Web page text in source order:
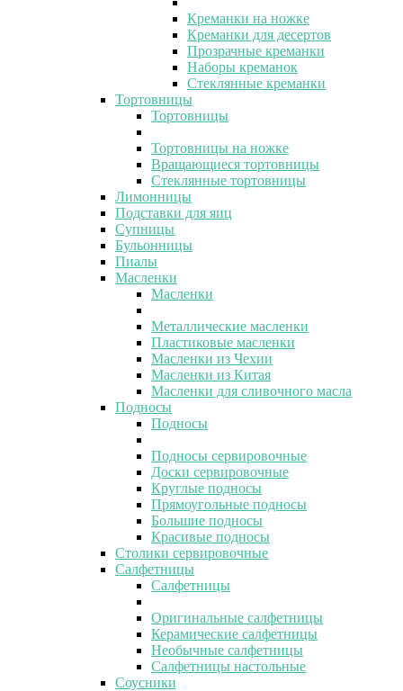
Креманки на ножке
Креманки для десертов
Прозрачные креманки
Наборы креманок
Стеклянные креманки
Тортовницы
Тортовницы
Тортовницы на ножке
Вращающиеся тортовницы
Стеклянные тортовницы
Лимонницы
Подставки для яиц
Супницы
Бульонницы
Пиалы
Масленки
Масленки
Металлические масленки
Пластиковые масленки
Масленки из Чехии
Масленки из Китая
Масленки для сливочного масла
Подносы
Подносы
Подносы сервировочные
Доски сервировочные
Круглые подносы
Прямоугольные подносы
Большие подносы
Красивые подносы
Столики сервировочные
Салфетницы
Салфетницы
Оригинальные салфетницы
Керамические салфетницы
Необычные салфетницы
Салфетницы настольные
Соусники